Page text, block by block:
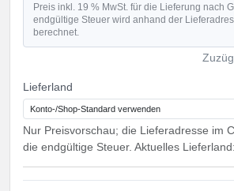
Preis inkl. 19 % MwSt. für die Lieferung nach
endgültige Steuer wird anhand der
berechnet.
Lieferland
Nur Preisvorschau; die Lieferadresse im
die endgültige Steuer. Aktuelles